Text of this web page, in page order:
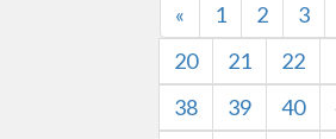
« 1 2
3
20
21 22
38
39 40